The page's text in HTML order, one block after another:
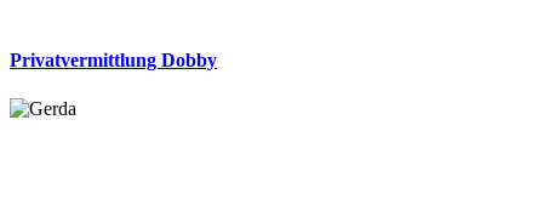
Privatvermittlung Dobby